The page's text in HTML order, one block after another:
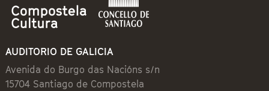
AUDITORIO DE GALICIA
Avenida do Burgo das Nacións s/n
15704 Santiago de Compostela